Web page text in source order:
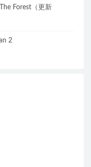
Forest（更新
2